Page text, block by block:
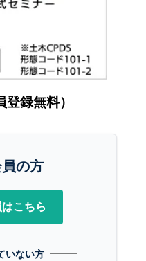
録無料）
の方
こちら
いない方